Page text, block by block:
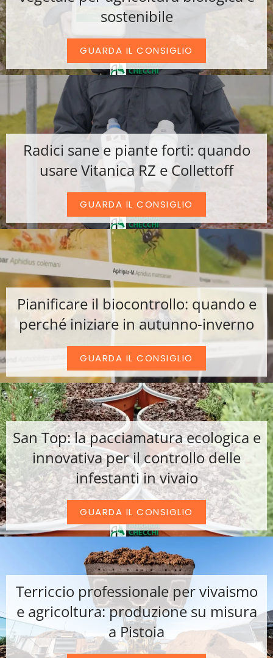
sostenibile
GUARDA IL CONSIGLIO
Radici sane e piante forti: quando
usare Vitanica RZ e Collettoff
GUARDA IL CONSIGLIO
Pianificare il biocontrollo: quando e
perché iniziare in autunno-inverno
GUARDA IL CONSIGLIO
San Top: la pacciamatura ecologica e
innovativa per il controllo delle
infestanti in vivaio
GUARDA IL CONSIGLIO
Terriccio professionale per vivaismo
e agricoltura: produzione su misura
a Pistoia